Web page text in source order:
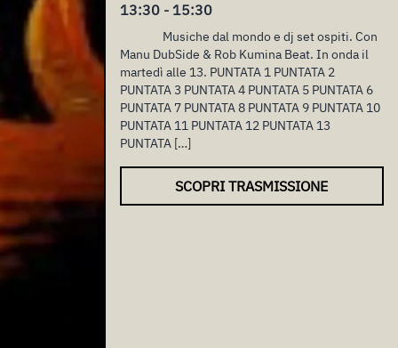
13:30 - 15:30
Musiche dal mondo e dj set ospiti. Con
Manu DubSide & Rob Kumina Beat. In onda il
martedì alle 13. PUNTATA 1 PUNTATA 2
PUNTATA 3 PUNTATA 4 PUNTATA 5 PUNTATA 6
PUNTATA 7 PUNTATA 8 PUNTATA 9 PUNTATA 10
PUNTATA 11 PUNTATA 12 PUNTATA 13
PUNTATA […]
SCOPRI TRASMISSIONE